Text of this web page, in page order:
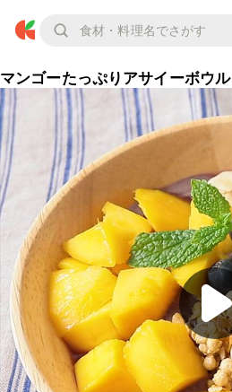
マンゴーたっぷりアサイーボウル